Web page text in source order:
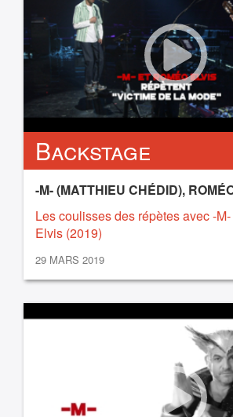
Backstage
-M- (MATTHIEU CHÉDID),
Les coulisses des répètes avec -
Elvis (2019)
29 MARS 2019